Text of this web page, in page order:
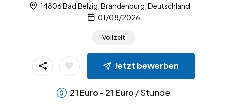
14806 Bad Belzig, Brandenburg, Deutschland
01/08/2026
Vollzeit
Jetzt bewerben
21 Euro - 21 Euro / Stunde